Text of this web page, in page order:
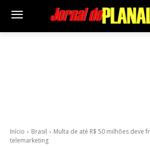
Início Brasil
Multa de até R$ 50 milhões deve
telemarketing